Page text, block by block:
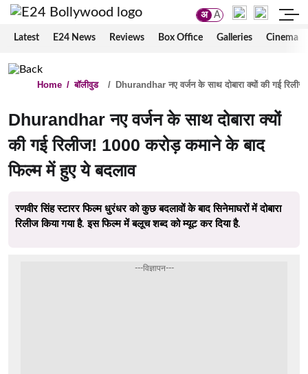
अ A
Latest E24 News Reviews Box Office Galleries Cinema
Home / बॉलीवुड / Dhurandhar नए वर्जन के साथ दोबारा क्यों की गई
Dhurandhar नए वर्जन के साथ दोबारा क्यों
की गई रिलीज! 1000 करोड़ कमाने के बाद
फिल्म में हुए ये बदलाव
रणवीर सिंह स्टारर फिल्म धुरंधर को कुछ बदलावों के बाद सिनेमाघरों में दोबारा
रिलीज किया गया है. इस फिल्म में बलूच शब्द को म्यूट कर दिया है.
---विज्ञापन---